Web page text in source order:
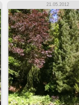
21.05.2012